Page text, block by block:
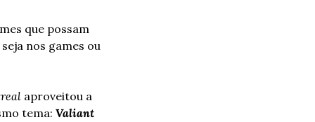
que possam
nos games ou
aproveitou a
tema: Valiant